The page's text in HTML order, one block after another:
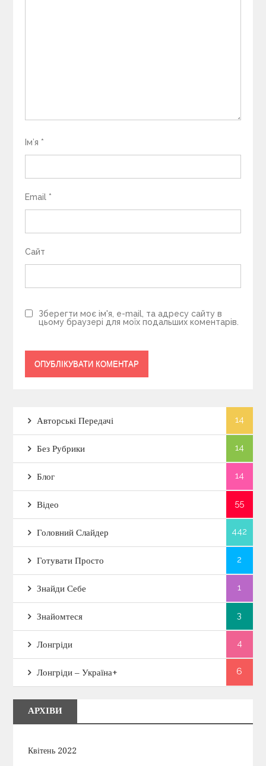
Ім’я *
Email *
Сайт
Зберегти моє ім'я, e-mail, та адресу сайту в
цьому браузері для моїх подальших коментарів.
Авторські Передачі 14
Без Рубрики 14
Блог 14
Відео 55
Головний Слайдер 442
Готувати Просто 2
Знайди Себе 1
Знайомтеся 3
Лонгріди 4
Лонгріди – Україна+ 6
АРХІВИ
Квітень 2022